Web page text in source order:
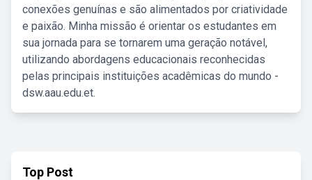
conexões genuínas e são alimentados por criatividade
e paixão. Minha missão é orientar os estudantes em
sua jornada para se tornarem uma geração notável,
utilizando abordagens educacionais reconhecidas
pelas principais instituições acadêmicas do mundo -
dsw.aau.edu.et.
Top Post